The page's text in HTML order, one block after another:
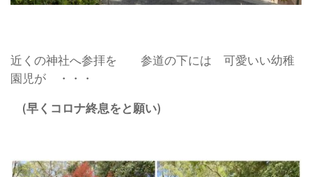
近くの神社へ参拝を 参道の下には 可愛いい幼稚
園児が ・・・
(早くコロナ終息をと願い)